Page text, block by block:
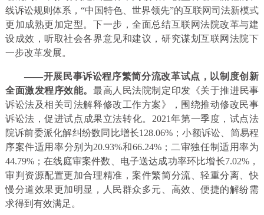
线诉讼规则体系，“中国特色、世界领先”的互联网司法新模式
更加成熟更加定型。下一步，全面总结互联网法院改革与建
设成效，听取社会各界意见和建议，研究谋划互联网法院下
一步改革发展。
——开展民事诉讼程序繁简分流改革试点，以制度创新
全面激发程序效能。最高人民法院制定印发《关于推进民事
诉讼法及相关司法解释修改工作方案》，围绕推动修改民事
诉讼法，促进试点成果立法转化。2021年第一季度，试点法
院诉前委派化解纠纷数同比增长128.06%；小额诉讼、简易程
序案件适用率分别为20.93%和66.24%；二审独任制适用率为
44.79%；在线庭审案件数、电子送达成功率环比增长7.02%，
审判资源配置更加合理精准，案件繁简分流、轻重分离、快
慢分道效果更加明显，人民群众多元、高效、便捷的解纷需
求得到有效满足。